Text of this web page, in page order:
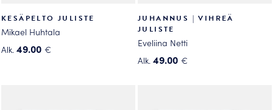
KESÄPELTO JULISTE
Mikael Huhtala
Alk. 49.00 €
JUHANNUS | VIHREÄ
JULISTE
Eveliina Netti
Alk. 49.00 €